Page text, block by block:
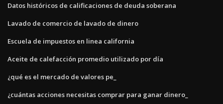
Datos históricos de calificaciones de deuda soberana
Lavado de comercio de lavado de dinero
Escuela de impuestos en linea california
Aceite de calefacción promedio utilizado por día
¿qué es el mercado de valores pe_
¿cuántas acciones necesitas comprar para ganar dinero_